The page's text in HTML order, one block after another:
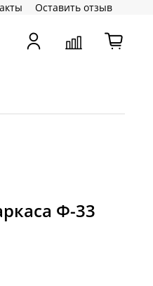
Оставить отзыв
Ф-33